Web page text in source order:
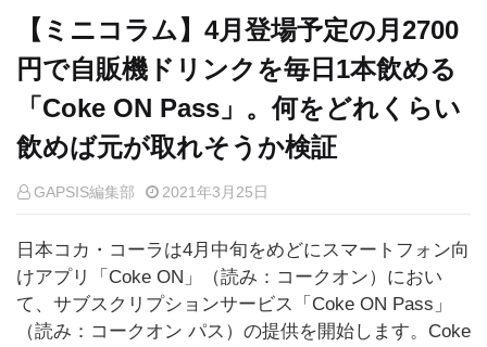
【ミニコラム】4月登場予定の月2700
円で自販機ドリンクを毎日1本飲める
「Coke ON Pass」。何をどれくらい
飲めば元が取れそうか検証
GAPSIS編集部 2021年3月25日
日本コカ・コーラは4月中旬をめどにスマートフォン向
けアプリ「Coke ON」（読み：コークオン）におい
て、サブスクリプションサービス「Coke ON Pass」
（読み：コークオン パス）の提供を開始します。Coke